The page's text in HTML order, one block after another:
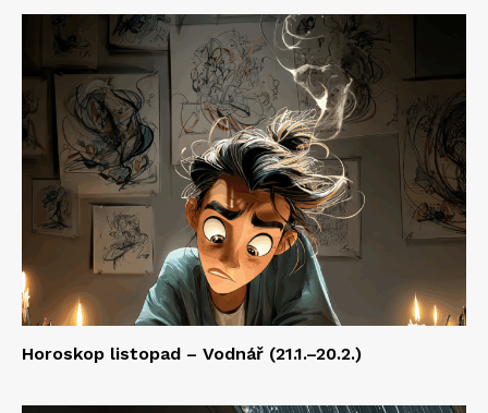
Horoskop listopad – Vodnář (21.1.–20.2.)